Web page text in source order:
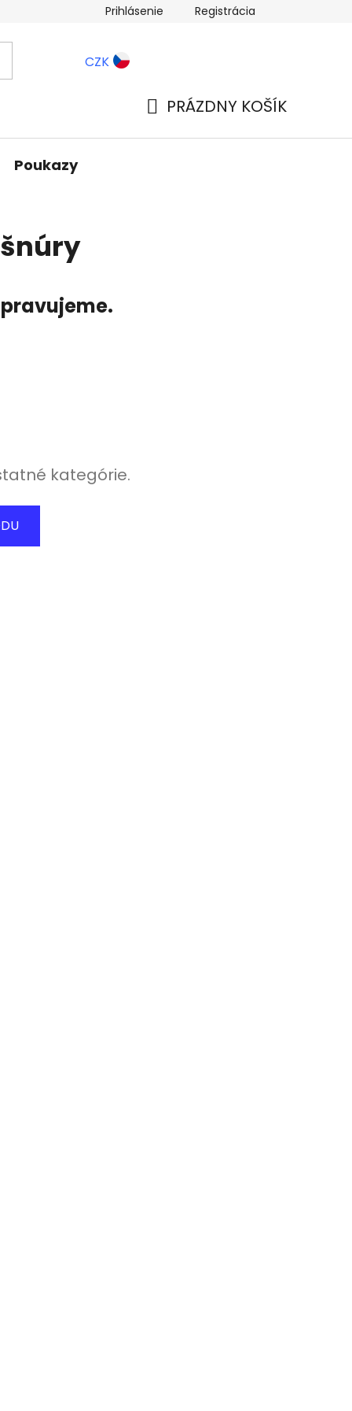
Blog
Prihlásenie Registrácia
CZK
PRÁZDNY KOŠÍK
Poukazy
kategórie.